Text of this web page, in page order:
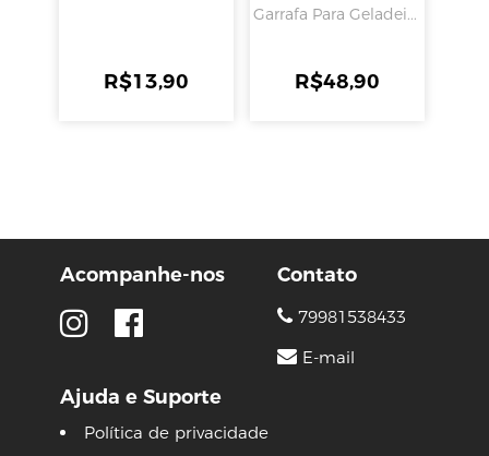
R$13,90
Garrafa Para Geladei...
R$48,90
Acompanhe-nos
Ajuda e Suporte
Política de privacidade
Contato
79981538433
E-mail